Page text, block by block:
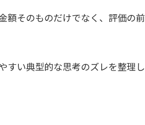
額そのものだけでなく、評価の前
すい典型的な思考のズレを整理し